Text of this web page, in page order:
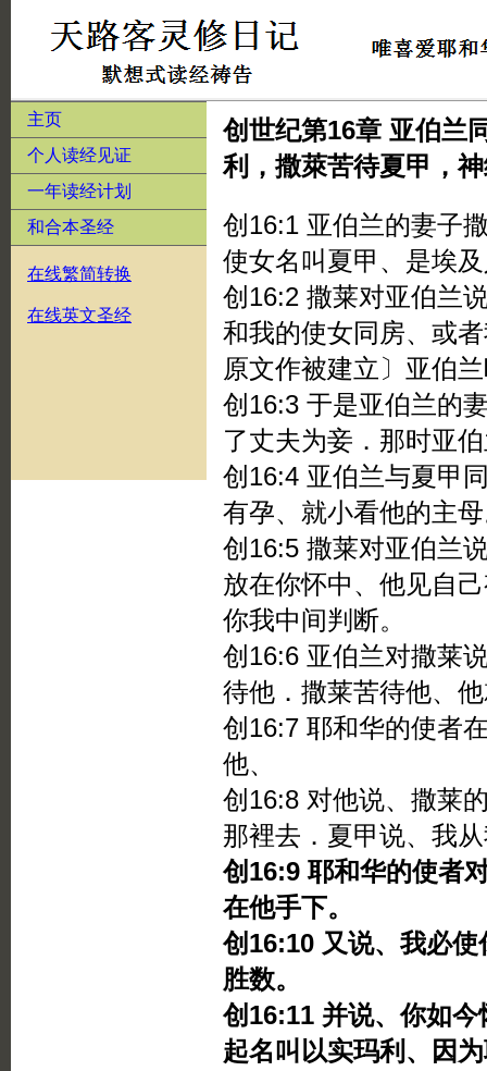
主页
个人读经见证
一年读经计划
和合本圣经
在线繁简转换
在线英文圣经
创世纪第16章 亚伯兰
利，撒萊苦待夏甲，
创16:1 亚伯兰的妻子
使女名叫夏甲、是埃
创16:2 撒莱对亚伯兰
和我的使女同房、或
原文作被建立〕亚伯
创16:3 于是亚伯兰的
了丈夫为妾．那时亚
创16:4 亚伯兰与夏甲
有孕、就小看他的主
创16:5 撒莱对亚伯兰
放在你怀中、他见自
你我中间判断。
创16:6 亚伯兰对撒莱
待他．撒莱苦待他、
创16:7 耶和华的使者
他、
创16:8 对他说、撒莱
那裡去．夏甲说、我
创16:9 耶和华的使者
在他手下。
创16:10 又说、我必
胜数。
创16:11 并说、你如
起名叫以实玛利、因